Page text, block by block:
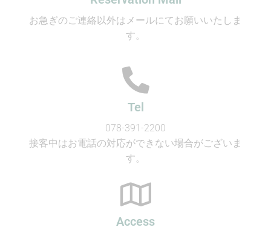
お急ぎのご連絡以外はメールにてお願いいたしま
す。
Tel
078-391-2200
接客中はお電話の対応ができない場合がございま
す。
Access